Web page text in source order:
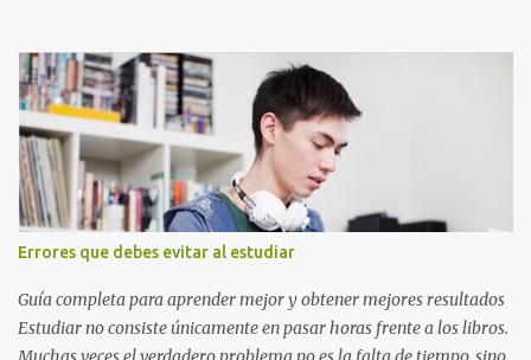
Técnica Pomodoro es un método de administración del tiempo
creado para mejorar la concentración y la productividad. Consiste
en dividir el estudio en bloques cortos de trabajo intenso,
separados por pequeños descansos que ayudan al cerebro a
recuperarse. A diferencia de estudiar durante horas seguidas, este
sistema aprovecha la capacidad natural del cerebro para
mantener la atención durante periodos limitados, lo que permite
aprender más en menos tiempo y recordar mejor la información.
Si alguna vez has sentido que pasas muchas horas frente a los
libros pero aprendes poco, la Técnica Pomodoro puede marcar u...
Errores que debes evitar al estudiar
Guía completa para aprender mejor y obtener mejores resultados
Estudiar no consiste únicamente en pasar horas frente a los libros.